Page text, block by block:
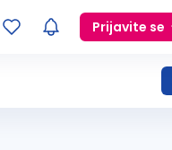
Prijavite se